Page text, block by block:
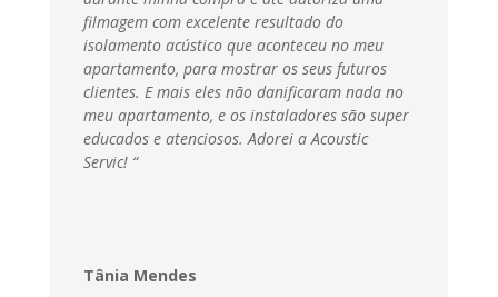
filmagem com excelente resultado do
isolamento acústico que aconteceu no meu
apartamento, para mostrar os seus futuros
clientes. E mais eles não danificaram nada no
meu apartamento, e os instaladores são super
educados e atenciosos. Adorei a Acoustic
Servic! “
Tânia Mendes